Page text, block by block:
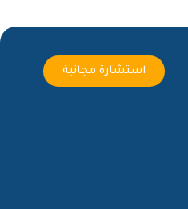
استشارة مجانية